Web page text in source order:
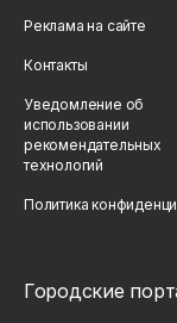
Реклама на сайте
Контакты
Уведомление об
использовании
рекомендательных
технологий
Политика
Городские